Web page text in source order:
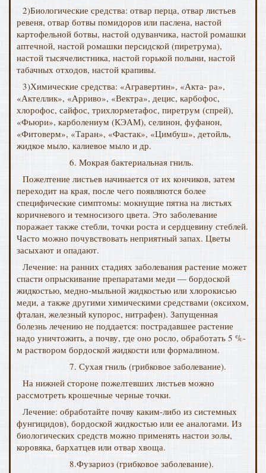
2)Биологические средства: отвар перца, отвар листьев
ревеня, отвар ботвы помидоров или паслена, настой
картофельной ботвы, настой одуванчика, настой ромашки
аптечной, настой ромашки персидской (пиретрума),
настой тысячелистника, настой горькой полыни, настой
табачных отходов, настой крапивы.
3)Химические средства: «Агравертин», «Акта- ра»,
«Актеллик», «Арриво», «Вектра», децис, карбофос,
хлорофос, сайфос, трихлорметафос, пиретрум (спрей),
«Фьюри», карболениум (КЭАМ), селинон, фуфанон,
«Фитоверм», «Таран», «Фастак», «Цимбуш», детойль,
жидкое мыло, калиевое мыло и др.
6. Мокрая бактериальная гниль.
Пожелтение листьев начинается от их кончиков, затем
переходит на края, после чего появляются более
специфические симптомы: мокнущие пятна на листьях
коричневого и темносизого цвета. Это заболевание
поражает также стебли, точки роста и сердцевину стеблей.
Часто можно почувствовать неприятный запах. Цветы
засыхают и опадают.
Лечение: на ранних стадиях заболевания растение может
спасти опрыскивание препаратами меди — бордоской
жидкостью, медно-мыльной жидкостью или хлорокисью
меди, а также другими химическими средствами (оксихом,
фталан, железный купорос, нитрафен). Запущенная
болезнь лечению не поддается: пострадавшее растение
надо уничтожить, а почву, где оно росло, обработать 5 %-
м раствором бордоской жидкости или формалином.
7. Сухая гниль (грибковое заболевание).
На нижней стороне пожелтевших листьев можно
рассмотреть крошечные черные точки.
Лечение: обработайте почву каким-либо из системных
фунгицидов), бордоской жидкостью или ее аналогами. Из
биологических средств можно применять настои золы,
коровяка, бархатцев или отвар хвоща.
8.Фузариоз (грибковое заболевание).